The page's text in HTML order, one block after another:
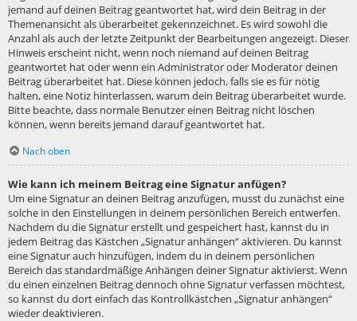
jemand auf deinen Beitrag geantwortet hat, wird dein Beitrag in der
Themenansicht als überarbeitet gekennzeichnet. Es wird sowohl die
Anzahl als auch der letzte Zeitpunkt der Bearbeitungen angezeigt. Dieser
Hinweis erscheint nicht, wenn noch niemand auf deinen Beitrag
geantwortet hat oder wenn ein Administrator oder Moderator deinen
Beitrag überarbeitet hat. Diese können jedoch, falls sie es für nötig
halten, eine Notiz hinterlassen, warum dein Beitrag überarbeitet wurde.
Bitte beachte, dass normale Benutzer einen Beitrag nicht löschen
können, wenn bereits jemand darauf geantwortet hat.
Nach oben
Wie kann ich meinem Beitrag eine Signatur anfügen?
Um eine Signatur an deinen Beitrag anzufügen, musst du zunächst eine
solche in den Einstellungen in deinem persönlichen Bereich entwerfen.
Nachdem du die Signatur erstellt und gespeichert hast, kannst du in
jedem Beitrag das Kästchen „Signatur anhängen“ aktivieren. Du kannst
eine Signatur auch hinzufügen, indem du in deinem persönlichen
Bereich das standardmäßige Anhängen deiner Signatur aktivierst. Wenn
du einen einzelnen Beitrag dennoch ohne Signatur verfassen möchtest,
so kannst du dort einfach das Kontrollkästchen „Signatur anhängen“
wieder deaktivieren.